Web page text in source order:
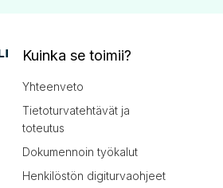
Kuinka se toimii?
Yhteenveto
Tietoturvatehtävät ja
toteutus
Dokumennoin työkalut
Henkilöstön digiturvaohjeet